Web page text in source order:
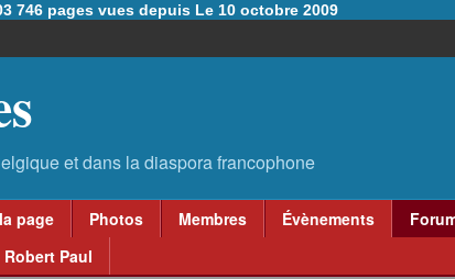
746 pages vues depuis Le 10 octobre 2009
page Photos Membres Évènements
Paul